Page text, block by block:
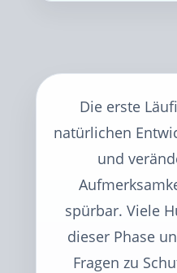
Die erste
natürlichen
und
spürbar. Viele
dieser Phase
Fragen zu